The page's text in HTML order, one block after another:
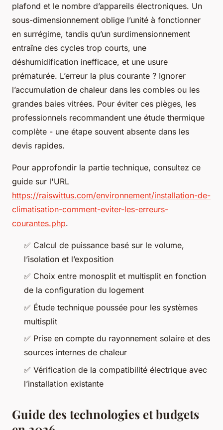
plafond et le nombre d’appareils électroniques. Un
sous-dimensionnement oblige l’unité à fonctionner
en surrégime, tandis qu’un surdimensionnement
entraîne des cycles trop courts, une
déshumidification inefficace, et une usure
prématurée. L’erreur la plus courante ? Ignorer
l’accumulation de chaleur dans les combles ou les
grandes baies vitrées. Pour éviter ces pièges, les
professionnels recommandent une étude thermique
complète - une étape souvent absente dans les
devis rapides.
Pour approfondir la partie technique, consultez ce
guide sur l'URL
https://raiswittus.com/environnement/installation-de-
climatisation-comment-eviter-les-erreurs-
courantes.php.
✅ Calcul de puissance basé sur le volume,
l’isolation et l’exposition
✅ Choix entre monosplit et multisplit en fonction
de la configuration du logement
✅ Étude technique poussée pour les systèmes
multisplit
✅ Prise en compte du rayonnement solaire et des
sources internes de chaleur
✅ Vérification de la compatibilité électrique avec
l’installation existante
Guide des technologies et budgets